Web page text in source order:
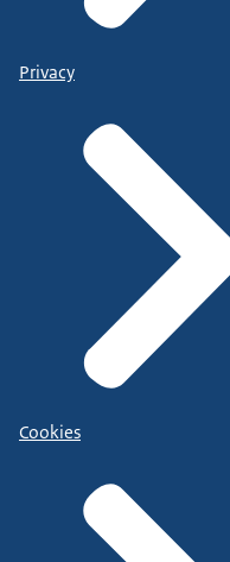
Privacy
Cookies